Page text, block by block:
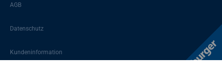
AGB
Datenschutz
Kundeninformation